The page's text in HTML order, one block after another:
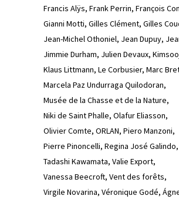
Francis Alÿs Frank Perrin François
Gianni Motti Gilles Clément Gilles
Jean-Michel Othoniel Jean Dupuy
Jimmie Durham Julien Devaux
Klaus Littmann Le Corbusier Marc
Marcela Paz Undurraga Quilodoran
Musée de la Chasse et de la Nature
Niki de Saint Phalle Olafur Eliasson
Olivier Comte ORLAN Piero Manzoni
Pierre Pinoncelli Regina José Galindo
Tadashi Kawamata Valie Export
Vanessa Beecroft Vent des forêts
Virgile Novarina Véronique Godé